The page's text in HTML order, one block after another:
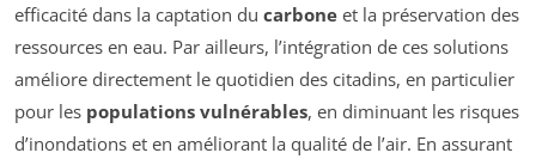
efficacité dans la captation du carbone et la préservation des
ressources en eau. Par ailleurs, l’intégration de ces solutions
améliore directement le quotidien des citadins, en particulier
pour les populations vulnérables, en diminuant les risques
d’inondations et en améliorant la qualité de l’air. En assurant